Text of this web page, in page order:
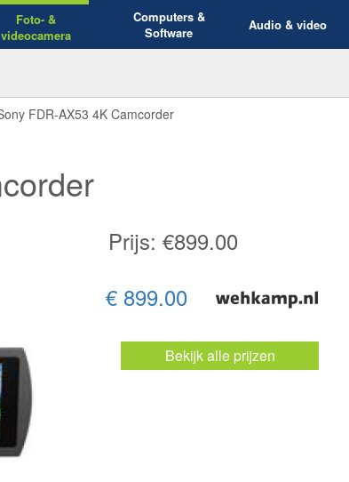
Foto- &
videocamera
Computers &
Software
Audio & video
FDR-AX53 4K Camcorder
Prijs: €899.00
€ 899.00
Bekijk alle prijzen